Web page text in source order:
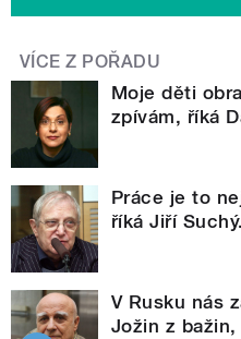
VÍCE Z POŘADU
Moje děti
zpívám, říká
Práce je to
říká Jiří
V Rusku nás
Jožin z bažin,